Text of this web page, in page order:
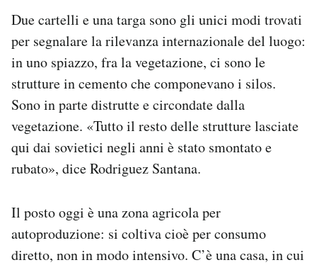
Due cartelli e una targa sono gli unici modi trovati
per segnalare la rilevanza internazionale del luogo:
in uno spiazzo, fra la vegetazione, ci sono le
strutture in cemento che componevano i silos.
Sono in parte distrutte e circondate dalla
vegetazione. «Tutto il resto delle strutture lasciate
qui dai sovietici negli anni è stato smontato e
rubato», dice Rodriguez Santana.
Il posto oggi è una zona agricola per
autoproduzione: si coltiva cioè per consumo
diretto, non in modo intensivo. C’è una casa, in cui